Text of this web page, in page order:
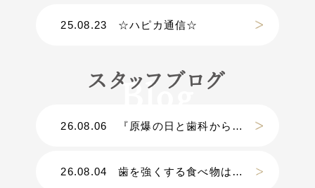
25.08.23 ☆ハピカ通信☆
スタッフブログ
26.08.06 『原爆の日と歯科から考える災害』
26.08.04 歯を強くする食べ物は？？